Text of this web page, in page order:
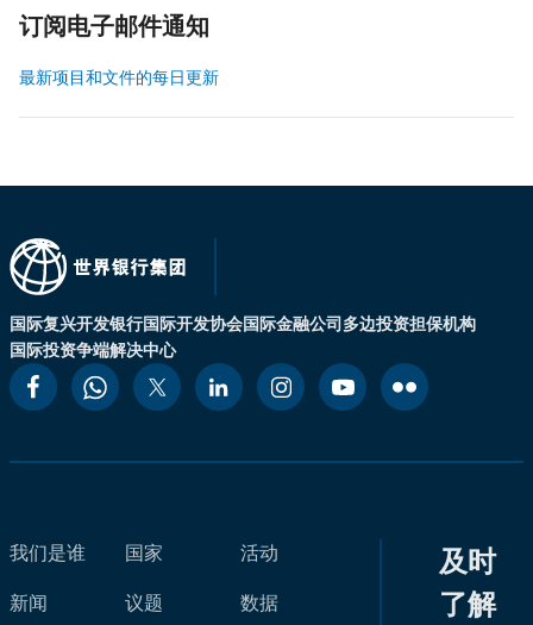
订阅电子邮件通知
最新项目和文件的每日更新
国际复兴开发银行国际开发协会国际金融公司多边投资担保机构
国际投资争端解决中心
我们是谁
新闻
国家
议题
活动
数据
及时
了解